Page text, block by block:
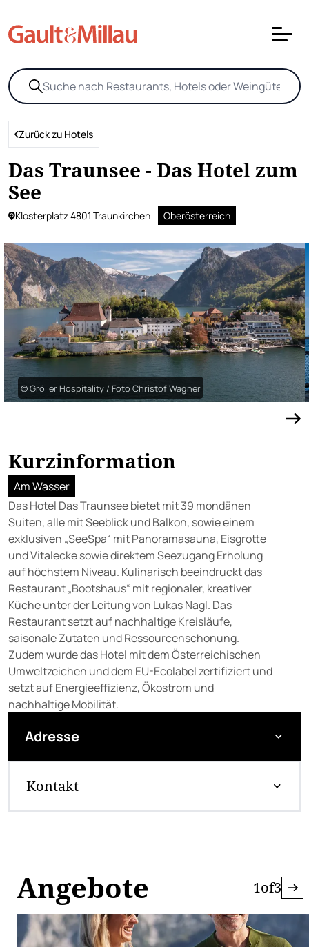
Zurück zu Hotels
Das Traunsee - Das Hotel zum
See
Klosterplatz 4801 Traunkirchen Oberösterreich
© Gröller Hospitality / Foto Christof Wagner
Kurzinformation
Am Wasser
Das Hotel Das Traunsee bietet mit 39 mondänen
Suiten, alle mit Seeblick und Balkon, sowie einem
exklusiven „SeeSpa“ mit Panoramasauna, Eisgrotte
und Vitalecke sowie direktem Seezugang Erholung
auf höchstem Niveau. Kulinarisch beeindruckt das
Restaurant „Bootshaus“ mit regionaler, kreativer
Küche unter der Leitung von Lukas Nagl. Das
Restaurant setzt auf nachhaltige Kreisläufe,
saisonale Zutaten und Ressourcenschonung.
Zudem wurde das Hotel mit dem Österreichischen
Umweltzeichen und dem EU-Ecolabel zertifiziert und
setzt auf Energieeffizienz, Ökostrom und
nachhaltige Mobilität.
Adresse
Kontakt
Angebote 1of3